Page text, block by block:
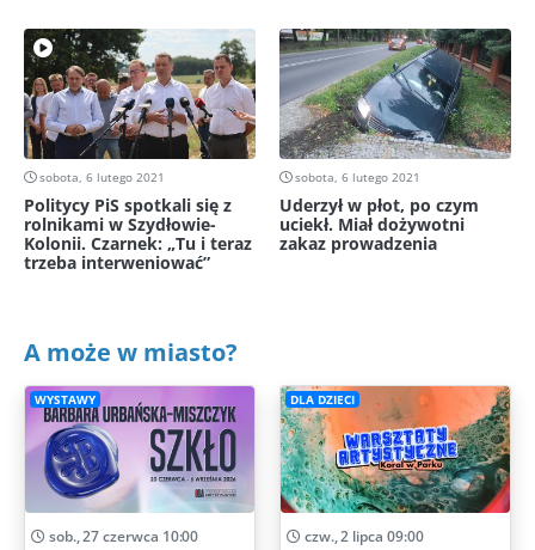
sobota, 6 lutego 2021
Politycy PiS spotkali się z
rolnikami w Szydłowie-
Kolonii. Czarnek: „Tu i teraz
trzeba interweniować”
sobota, 6 lutego 2021
Uderzył w płot, po czym
uciekł. Miał dożywotni
zakaz prowadzenia
A może w miasto?
WYSTAWY
sob., 27 czerwca 10:00
DLA DZIECI
czw., 2 lipca 09:00